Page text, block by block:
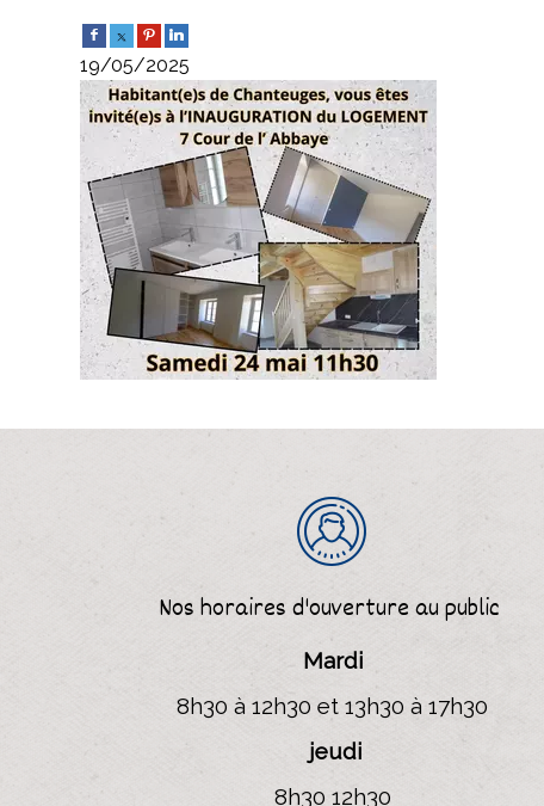
19/05/2025
Nos horaires d'ouvertureau public
Mardi
8h30 à 12h30 et 13h30 à 17h30
jeudi
8h30 12h30